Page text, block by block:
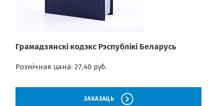
Грамадзянскі кодэкс Рэспублікі Беларусь
Рознічная цана: 27,40 руб.
ЗАКАЗАЦЬ